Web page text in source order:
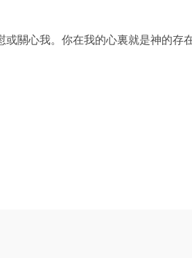
關心我。你在我的心裏就是神的存